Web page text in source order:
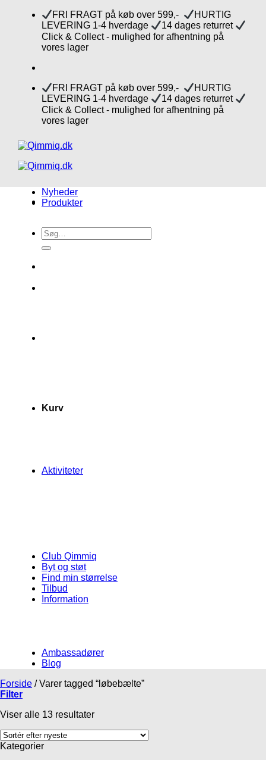
FRI FRAGT på køb over 599,-
HURTIG
LEVERING 1-4 hverdage
14 dages returret
Click & Collect - mulighed for afhentning på
vores lager
FRI FRAGT på køb over 599,-
HURTIG
LEVERING 1-4 hverdage
14 dages returret
Click & Collect - mulighed for afhentning på
vores lager
Søg
efter:
Kurv
Nyheder
Produkter
Aktiviteter
Club Qimmiq
Byt og støt
Find min størrelse
Tilbud
Information
Ambassadører
Blog
Forside /Varer tagged “løbebælte”
Filter
Viser alle 13 resultater
Kategorier